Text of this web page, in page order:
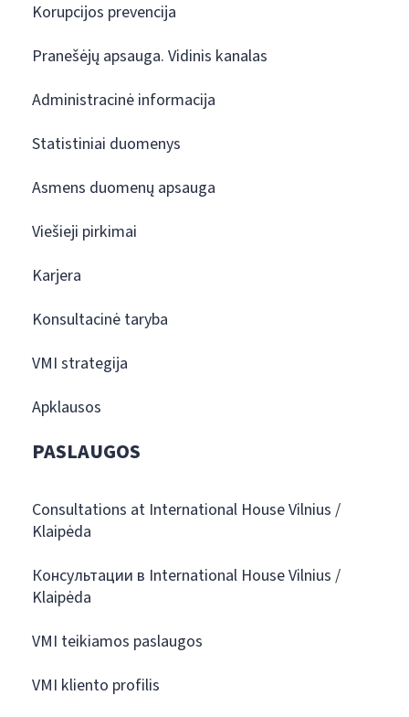
Korupcijos prevencija
Pranešėjų apsauga. Vidinis kanalas
Administracinė informacija
Statistiniai duomenys
Asmens duomenų apsauga
Viešieji pirkimai
Karjera
Konsultacinė taryba
VMI strategija
Apklausos
PASLAUGOS
Consultations at International House Vilnius /
Klaipėda
Консультации в International House Vilnius /
Klaipėda
VMI teikiamos paslaugos
VMI kliento profilis